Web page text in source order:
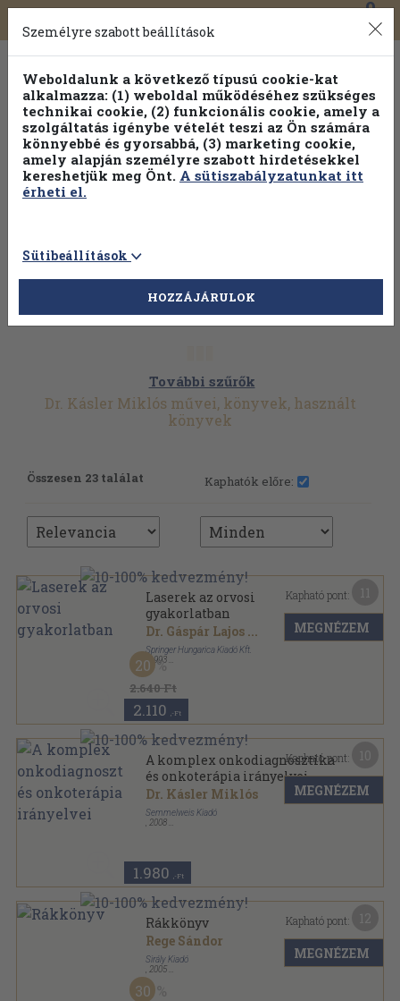
Toggle
navigation
0
Válogasson több mint 1.000.000 kiadványunk közül
100% kedvezménnyel!
További szűrők
Dr. Kásler Miklós művei, könyvek, használt
könyvek
Összesen 23 találat Kaphatók előre:
Laserek az orvosi
gyakorlatban
Dr. Gáspár Lajos ...
Springer Hungarica Kiadó Kft.
, 1993
Ragasztott papírkötés
2.640 Ft
20
2.110 ,-Ft
Kapható pont:
MEGNÉZEM
A komplex onkodiagnosztika
és onkoterápia irányelvei
Dr. Kásler Miklós
Semmelweis Kiadó
2008
1.980 ,-Ft
Kapható pont:
MEGNÉZEM
Rákkönyv
Rege Sándor
Sirály Kiadó
2005
Ragasztott papírkötés
30
Kapható pont:
MEGNÉZEM
Személyre szabott beállítások
Weboldalunk a következő típusú cookie-kat
alkalmazza: (1) weboldal működéséhez szükséges
technikai cookie, (2) funkcionális cookie, amely a
szolgáltatás igénybe vételét teszi az Ön számára
könnyebbé és gyorsabbá, (3) marketing cookie,
amely alapján személyre szabott hirdetésekkel
kereshetjük meg Önt. A sütiszabályzatunkat itt
érheti el.
Sütibeállítások
HOZZÁJÁRULOK